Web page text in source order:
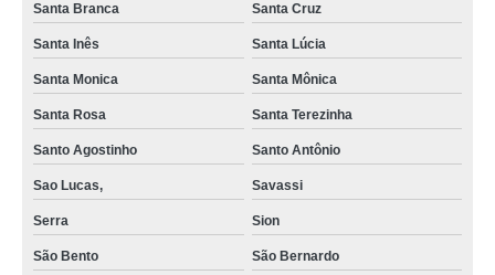
pgr nr22 Bicas
pgr segurança marcar Renascença
onde fazer pgr construção civil Piratininga
onde fazer pgr ambiental Cabana do Pai Tomás
pgr nr18 Santa Inês
pgr ambiental Cidade Alta
onde fazer pgr nr18 Pindorama
Santa Branca Santa Cruz
Santa Inês Santa Lúcia
Santa Monica Santa Mônica
Santa Rosa Santa Terezinha
Santo Agostinho Santo Antônio
Sao Lucas, Savassi
Serra Sion
São Bento São Bernardo